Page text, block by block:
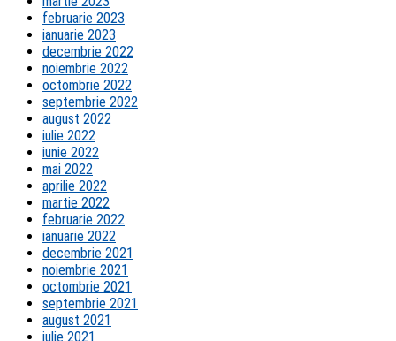
februarie 2023
ianuarie 2023
decembrie 2022
noiembrie 2022
octombrie 2022
septembrie 2022
august 2022
iulie 2022
iunie 2022
mai 2022
aprilie 2022
martie 2022
februarie 2022
ianuarie 2022
decembrie 2021
noiembrie 2021
octombrie 2021
septembrie 2021
august 2021
iulie 2021